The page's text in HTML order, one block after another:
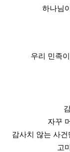
하나님
우리 민족
자꾸
감사치 않는 사
고